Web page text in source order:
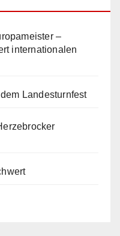
–
internationalen
Landesturnfest